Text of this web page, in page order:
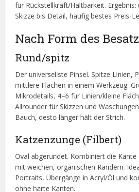
für Rückstellkraft/Haltbarkeit. Ergebnis:
Skizze bis Detail, häufig bestes Preis-
Nach Form des
Rund/spitz
Der universellste Pinsel. Spitze Linien,
mittlere Flächen in einem Werkzeug.
Mikrodetails, 4–6 für Linien/kleine
Allrounder für Skizzen und
Bauch, desto länger hält der Strich.
Katzenzunge (Filbert)
Oval abgerundet. Kombiniert die Kante
mit weichen, organischen Rändern.
Portraits, Übergänge in Acryl/Öl und
ohne harte Kanten.